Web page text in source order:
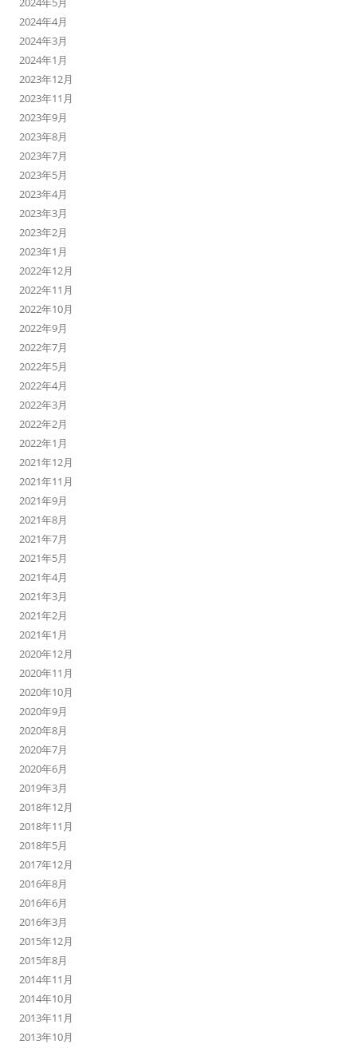
2024年4月
2024年3月
2024年1月
2023年12月
2023年11月
2023年9月
2023年8月
2023年7月
2023年5月
2023年4月
2023年3月
2023年2月
2023年1月
2022年12月
2022年11月
2022年10月
2022年9月
2022年7月
2022年5月
2022年4月
2022年3月
2022年2月
2022年1月
2021年12月
2021年11月
2021年9月
2021年8月
2021年7月
2021年5月
2021年4月
2021年3月
2021年2月
2021年1月
2020年12月
2020年11月
2020年10月
2020年9月
2020年8月
2020年7月
2020年6月
2019年3月
2018年12月
2018年11月
2018年5月
2017年12月
2016年8月
2016年6月
2016年3月
2015年12月
2015年8月
2014年11月
2014年10月
2013年11月
2013年10月